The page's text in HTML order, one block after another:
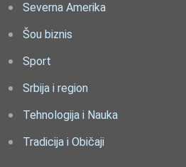
Severna Amerika
Šou biznis
Sport
Srbija i region
Tehnologija i Nauka
Tradicija i Običaji